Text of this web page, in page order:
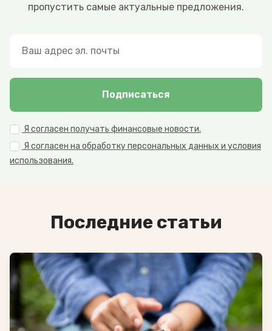
пропустить самые актуальные предложения.
Подписаться
Я согласен получать финансовые новости.
Я согласен на обработку персональных данных и условия
использования.
Последние статьи